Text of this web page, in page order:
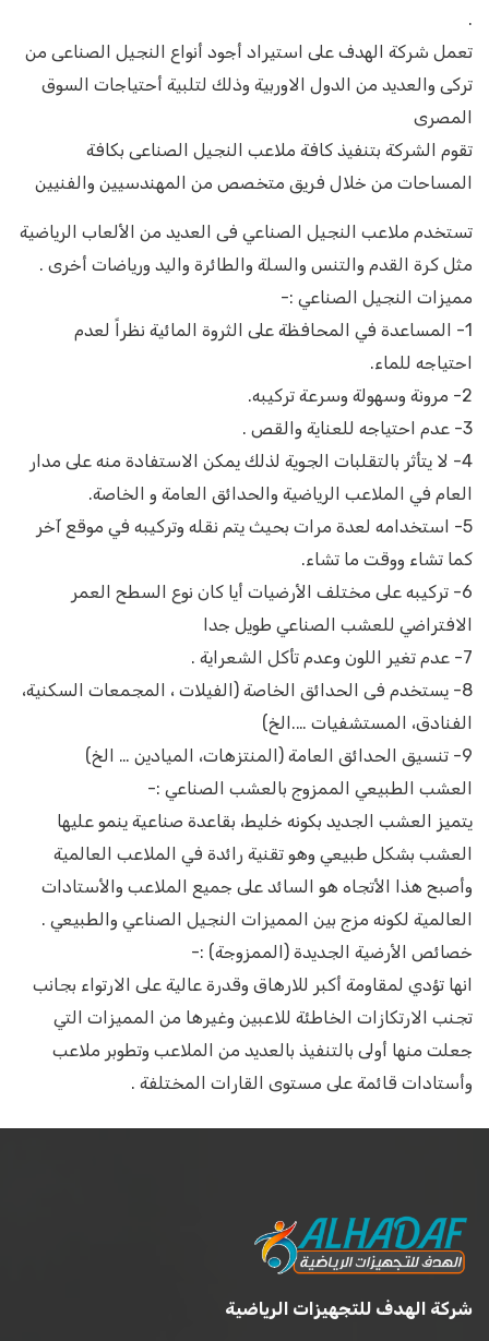
.
تعمل شركة الهدف على استيراد أجود أنواع النجيل الصناعى من
تركى والعديد من الدول الاوربية وذلك لتلبية أحتياجات السوق
المصرى
تقوم الشركة بتنفيذ كافة ملاعب النجيل الصناعى بكافة
المساحات من خلال فريق متخصص من المهندسيين والفنيين
تستخدم ملاعب النجيل الصناعي فى العديد من الألعاب الرياضية
مثل كرة القدم والتنس والسلة والطائرة واليد ورياضات أخرى .
مميزات النجيل الصناعي :-
1- المساعدة في المحافظة على الثروة المائية نظراً لعدم
احتياجه للماء.
2- مرونة وسهولة وسرعة تركيبه.
3- عدم احتياجه للعناية والقص .
4- لا يتأثر بالتقلبات الجوية لذلك يمكن الاستفادة منه على مدار
العام في الملاعب الرياضية والحدائق العامة و الخاصة.
5- استخدامه لعدة مرات بحيث يتم نقله وتركيبه في موقع آخر
كما تشاء ووقت ما تشاء.
6- تركيبه على مختلف الأرضيات أيا كان نوع السطح العمر
الافتراضي للعشب الصناعي طويل جدا
7- عدم تغير اللون وعدم تأكل الشعراية .
8- يستخدم فى الحدائق الخاصة (الفيلات ، المجمعات السكنية،
الفنادق، المستشفيات ….الخ)
9- تنسيق الحدائق العامة (المنتزهات، الميادين … الخ)
العشب الطبيعي الممزوج بالعشب الصناعي :-
يتميز العشب الجديد بكونه خليط، بقاعدة صناعية ينمو عليها
العشب بشكل طبيعي وهو تقنية رائدة في الملاعب العالمية
وأصبح هذا الأتجاه هو السائد على جميع الملاعب والأستادات
العالمية لكونه مزج بين المميزات النجيل الصناعي والطبيعي .
خصائص الأرضية الجديدة (الممزوجة) :-
انها تؤدي لمقاومة أكبر للارهاق وقدرة عالية على الارتواء بجانب
تجنب الارتكازات الخاطئة للاعبين وغيرها من المميزات التي
جعلت منها أولى بالتنفيذ بالعديد من الملاعب وتطوبر ملاعب
وأستادات قائمة على مستوى القارات المختلفة .
شركة الهدف للتجهيزات الرياضية